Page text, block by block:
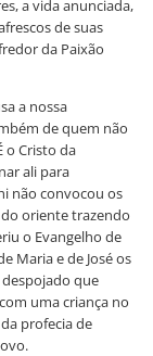
a vida anunciada,
de suas
da Paixão
a nossa
de quem não
o Cristo da
ali para
não convocou os
oriente trazendo
o Evangelho de
Maria e de José os
que
uma criança no
profecia de